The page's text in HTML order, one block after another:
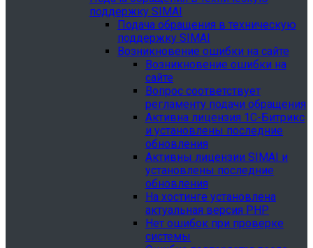
поддержку SIMAI
Подача обращения в техническую
поддержку SIMAI
Возникновение ошибки на сайте
Возникновение ошибки на
сайте
Вопрос соответствует
регламенту подачи обращения
Активна лицензия 1С-Битрикс
и установлены последние
обновления
Активны лицензии SIMAI и
установлены последние
обновления
На хостинге установлена
актуальная версия PHP
Нет ошибок при проверке
системы